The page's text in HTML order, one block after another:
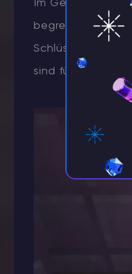
Im Gegensatz
begrenzt. Da sie
sind für eure